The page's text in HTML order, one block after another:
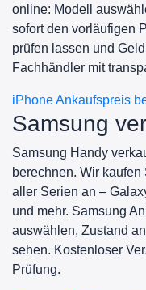
online: Modell
sofort den vorläufigen
prüfen lassen und
Fachhändler mit
iPhone Ankaufspreis
Samsung
Samsung Handy
berechnen. Wir
aller Serien an –
und mehr. Samsung
auswählen, Zustand
sehen. Kostenloser
Prüfung.